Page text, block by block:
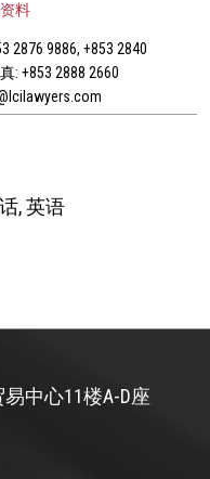
料
2876 9886, +853 2840
: +853 2888 2660
, 英语
中心11楼A-D座